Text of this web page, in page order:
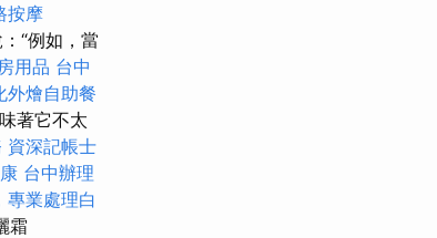
按摩
“例如，當
用品 台中
外燴自助餐
著它不太
資深記帳士
台中辦理
專業處理白
霜